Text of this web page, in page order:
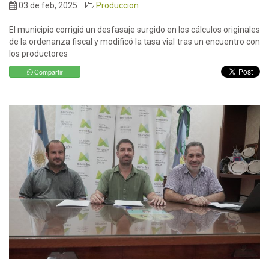
03 de feb, 2025 Produccion
El municipio corrigió un desfasaje surgido en los cálculos originales
de la ordenanza fiscal y modificó la tasa vial tras un encuentro con
los productores
Compartir